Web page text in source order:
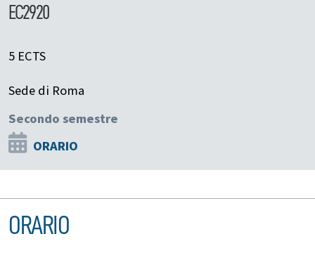
EC2920
5 ECTS
Sede di Roma
Secondo semestre
ORARIO
ORARIO